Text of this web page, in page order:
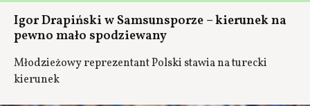
Igor Drapiński w Samsunsporze – kierunek na
pewno mało spodziewany
Młodzieżowy reprezentant Polski stawia na turecki
kierunek